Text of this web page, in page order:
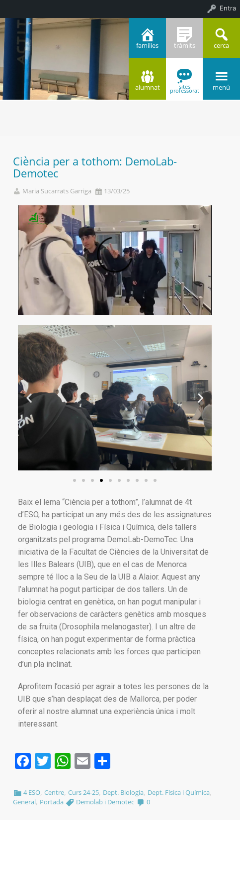
0x50dba82c
famílies tràmits cerca
alumnat sites
professorat menú
Ciència per a tothom: DemoLab-
Demotec
Maria Sucarrats Garriga 13/03/25
Baix el lema “Ciència per a tothom”, l’alumnat de 4t
d’ESO, ha participat un any més des de les assignatures
de Biologia i geologia i Física i Química, dels tallers
organitzats pel programa DemoLab-DemoTec. Una
iniciativa de la Facultat de Ciències de la Universitat de
les Illes Balears (UIB), que en el cas de Menorca
sempre té lloc a la Seu de la UIB a Alaior. Aquest any
l’alumnat ha pogut participar de dos tallers. Un de
biologia centrat en genètica, on han pogut manipular i
fer observacions de caràcters genètics amb mosques
de sa fruita (Drosophila melanogaster). I un altre de
física, on han pogut experimentar de forma pràctica
conceptes relacionats amb les forces que participen
d’un pla inclinat.
Aprofitem l’ocasió per agrair a totes les persones de la
UIB que s’han desplaçat des de Mallorca, per poder
oferir al nostre alumnat una experiència única i molt
interessant.
Facebook
Twitter
WhatsApp
Email
4 ESO,Centre,Curs 24-25, Dept. Biologia, Dept. Física i Química,
General, Portada Demolab i Demotec 0
Entra